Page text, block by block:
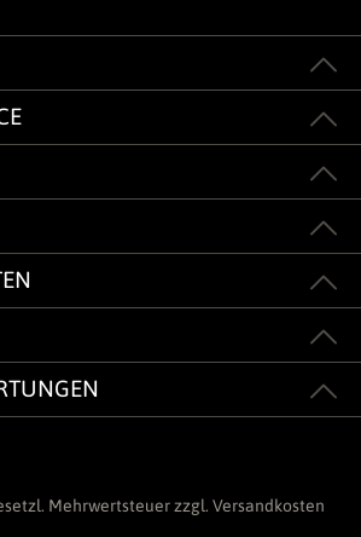
Mehrwertsteuer zzgl. Versandkosten